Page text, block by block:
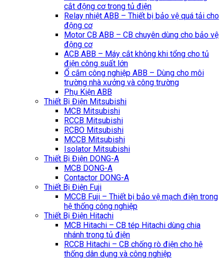
cắt động cơ trong tủ điện
Relay nhiệt ABB – Thiết bị bảo vệ quá tải cho
động cơ
Motor CB ABB – CB chuyên dùng cho bảo vệ
động cơ
ACB ABB – Máy cắt không khi tổng cho tủ
điện công suất lớn
Ổ cắm công nghiệp ABB – Dùng cho môi
trường nhà xưởng và công trường
Phụ Kiện ABB
Thiết Bị Điện Mitsubishi
MCB Mitsubishi
RCCB Mitsubishi
RCBO Mitsubishi
MCCB Mitsubishi
Isolator Mitsubishi
Thiết Bị Điện DONG-A
MCB DONG-A
Contactor DONG-A
Thiết Bị Điện Fuji
MCCB Fuji – Thiết bị bảo vệ mạch điện trong
hệ thống công nghiệp
Thiết Bị Điện Hitachi
MCB Hitachi – CB tép Hitachi dùng chia
nhánh trong tủ điện
RCCB Hitachi – CB chống rò điện cho hệ
thống dân dụng và công nghiệp